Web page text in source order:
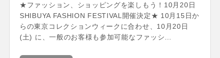
★ファッション、ショッピングを楽しもう！10月20日
SHIBUYA FASHION FESTIVAL開催決定★ 10月15日か
らの東京コレクションウィークに合わせ、10月20日
(土) に、一般のお客様も参加可能なファッシ…